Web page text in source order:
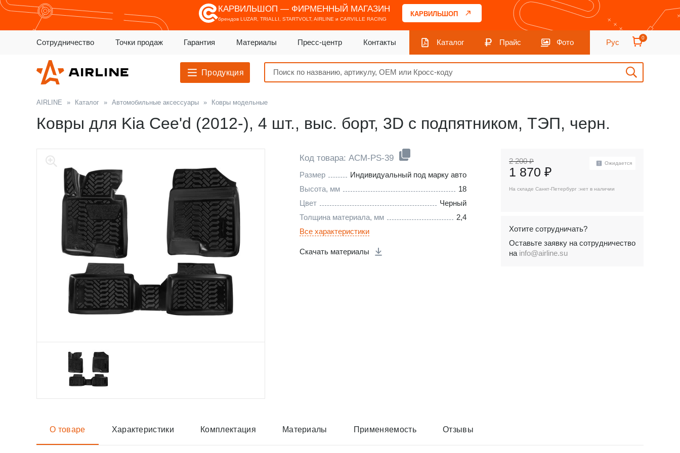
КАРВИЛЬШОП — ФИРМЕННЫЙ МАГАЗИН
брендов LUZAR, TRIALLI, STARTVOLT, AIRLINE и CARVILLE RACING
КАРВИЛЬШОП
Сотрудничество Точки продаж Гарантия Материалы Пресс-центр Контакты Каталог Прайс Фото Рус
0
Продукция
AIRLINE » Каталог » Автомобильные аксессуары » Ковры модельные
Ковры для Kia Cee'd (2012-), 4 шт., выс. борт, 3D с подпятником, ТЭП, черн.
Код товара: ACM-PS-39
Размер
Индивидуальный под марку авто
Высота, мм
18
Цвет
Черный
Толщина материала, мм
2,4
Все характеристики
Скачать материалы
2 200 ₽
1 870 ₽
Ожидается
На складе Санкт-Петербург :нет в наличии
Хотите сотрудничать?
Оставьте заявку на сотрудничество
на info@airline.su
О товаре Характеристики Комплектация Материалы Применяемость Отзывы